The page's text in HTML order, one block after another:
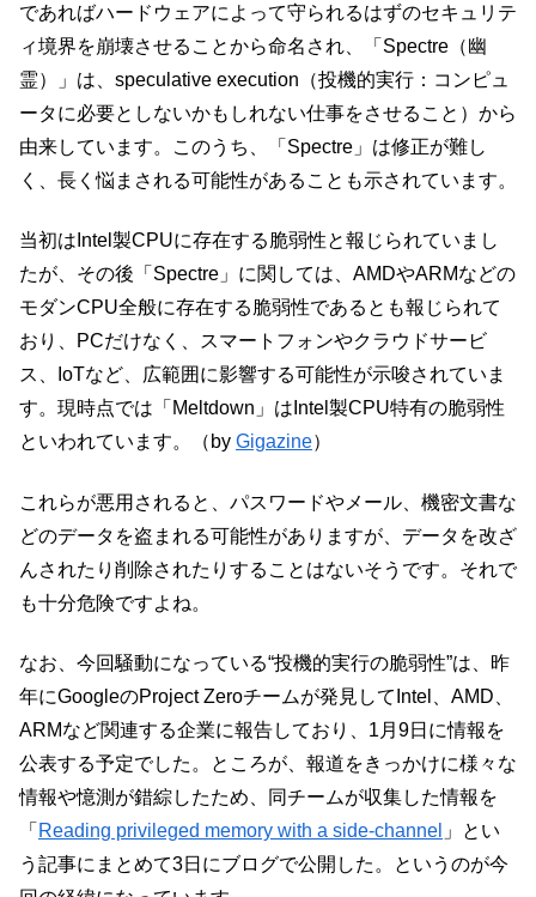
であればハードウェアによって守られるはずのセキュリテ
ィ境界を崩壊させることから命名され、「Spectre（幽
霊）」は、speculative execution（投機的実行：コンピュ
ータに必要としないかもしれない仕事をさせること）から
由来しています。このうち、「Spectre」は修正が難し
く、長く悩まされる可能性があることも示されています。
当初はIntel製CPUに存在する脆弱性と報じられていまし
たが、その後「Spectre」に関しては、AMDやARMなどの
モダンCPU全般に存在する脆弱性であるとも報じられて
おり、PCだけなく、スマートフォンやクラウドサービ
ス、IoTなど、広範囲に影響する可能性が示唆されていま
す。現時点では「Meltdown」はIntel製CPU特有の脆弱性
といわれています。（by Gigazine）
これらが悪用されると、パスワードやメール、機密文書な
どのデータを盗まれる可能性がありますが、データを改ざ
んされたり削除されたりすることはないそうです。それで
も十分危険ですよね。
なお、今回騒動になっている“投機的実行の脆弱性”は、昨
年にGoogleのProject Zeroチームが発見してIntel、AMD、
ARMなど関連する企業に報告しており、1月9日に情報を
公表する予定でした。ところが、報道をきっかけに様々な
情報や憶測が錯綜したため、同チームが収集した情報を
「 Reading privileged memory with a side-channel 」とい
う記事にまとめて3日にブログで公開した。というのが今